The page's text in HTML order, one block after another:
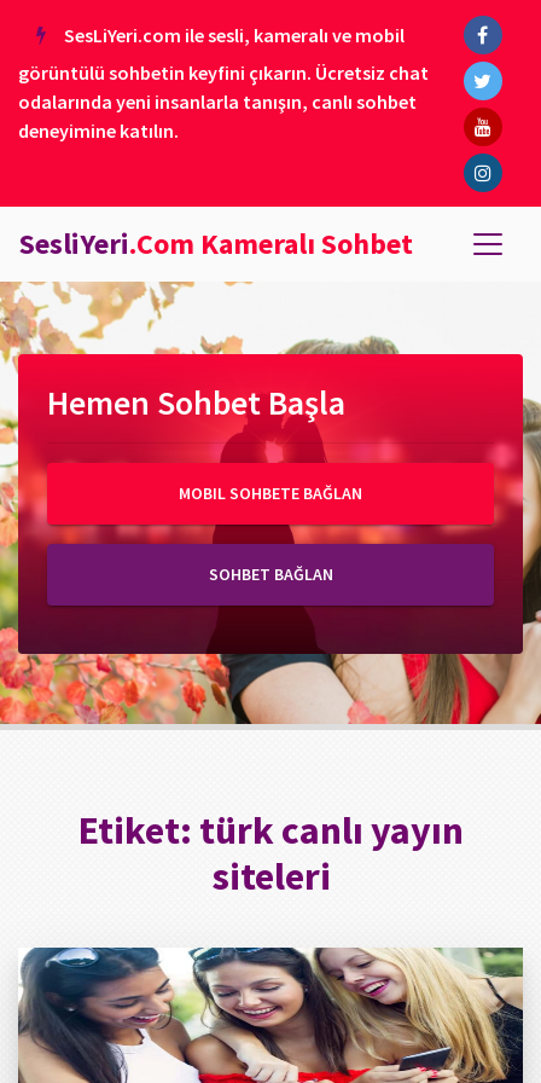
SesLiYeri.com ile sesli, kameralı ve mobil
görüntülü sohbetin keyfini çıkarın. Ücretsiz chat
odalarında yeni insanlarla tanışın, canlı sohbet
deneyimine katılın.
SesliYeri.Com Kameralı Sohbet
Hemen Sohbet Başla
MOBIL SOHBETE BAĞLAN
SOHBET BAĞLAN
Etiket: türk canlı yayın
siteleri